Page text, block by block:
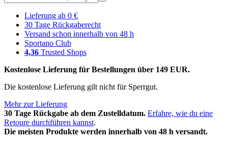
Lieferung ab 0 €
30 Tage Rückgaberecht
Versand schon innerhalb von 48 h
Sportano Club
4,36 Trusted Shops
Kostenlose Lieferung für Bestellungen über 149 EUR.
Die kostenlose Lieferung gilt nicht für Sperrgut.
Mehr zur Lieferung
30 Tage Rückgabe ab dem Zustelldatum. Erfahre, wie du eine
Retoure durchführen kannst.
Die meisten Produkte werden innerhalb von 48 h versandt.